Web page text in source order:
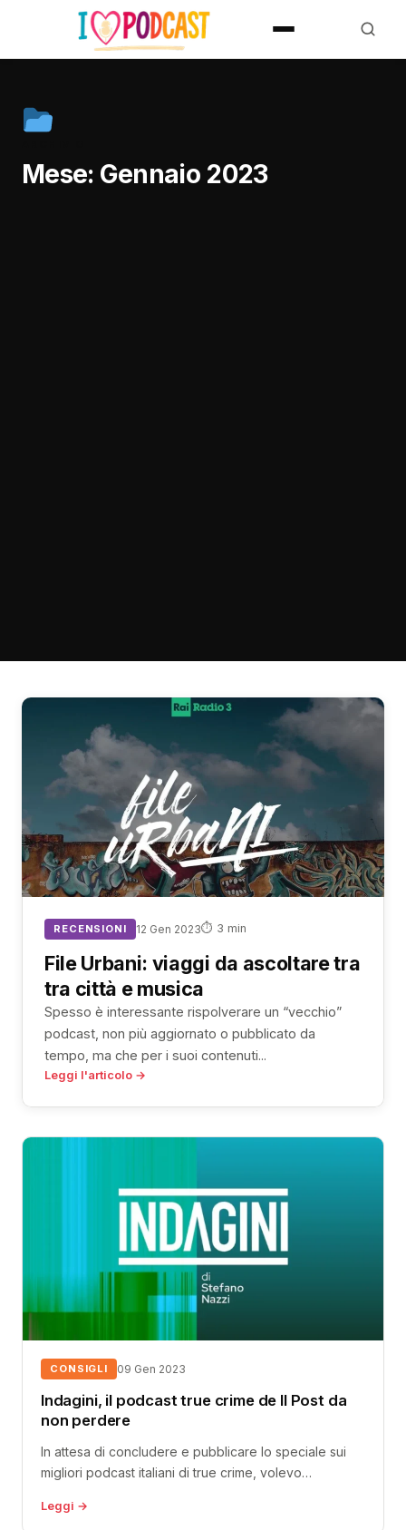
Mese: Gennaio 2023
RECENSIONI 12 Gen 2023⏱ 3 min
File Urbani: viaggi da ascoltare tra
tra città e musica
Spesso è interessante rispolverare un “vecchio”
podcast, non più aggiornato o pubblicato da
tempo, ma che per i suoi contenuti...
Leggi l'articolo →
CONSIGLI 09 Gen 2023
Indagini, il podcast true crime de Il Post da
non perdere
In attesa di concludere e pubblicare lo speciale sui
migliori podcast italiani di true crime, volevo
Leggi →